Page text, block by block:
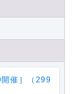
催］（299